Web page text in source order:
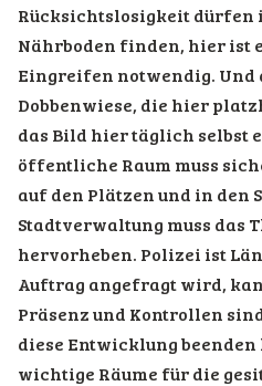
Rücksichtslosigkeit dürfen
Nährboden finden, hier ist
Eingreifen notwendig. Und
Dobbenwiese, die hier
das Bild hier täglich selbst
öffentliche Raum muss
auf den Plätzen und in den
Stadtverwaltung muss das
hervorheben. Polizei ist
Auftrag angefragt wird,
Präsenz und Kontrollen
diese Entwicklung
wichtige Räume für die